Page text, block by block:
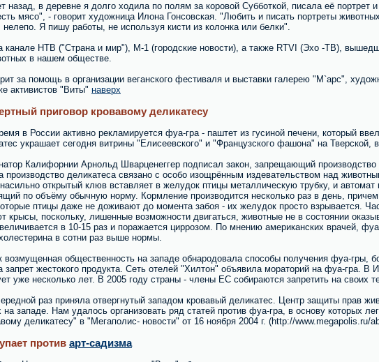
назад, в деревне я долго ходила по полям за коровой Субботкой, писала её портрет
мясо", - говорит художница Илона Гонсовская. "Любить и писать портреты
Я пишу работы, не используя кисти из колонка или белки".
канале НТВ ("Страна и мир"), М-1 (городские новости), а также RTVI (Эхо -ТВ),
в нашем обществе.
за помощь в организации веганского фестиваля и выставки галерею "М`арс",
активистов "Виты" наверх
приговор кровавому деликатесу
в России активно рекламируется фуа-гра - паштет из гусиной печени, который
украшает сегодня витрины "Елисеевского" и "Французского фашона" на Тверской,
Калифорнии Арнольд Шварценеггер подписал закон, запрещающий
производство деликатеса связано с особо изощрённым издевательством над
открытый клюв вставляет в желудок птицы металлическую трубку, и
по объёму обычную норму. Кормление производится несколько раз в день,
птицы даже не доживают до момента забоя - их желудок просто взрывается.
крысы, поскольку, лишенные возможности двигаться, животные не в состоянии
в 10-15 раз и поражается циррозом. По мнению американских врачей,
в сотни раз выше нормы.
возмущенная общественность на западе обнародовала способы получения фуа-гры,
запрет жестокого продукта. Сеть отелей "Хилтон" объявила мораторий на фуа-гра. В
уже несколько лет. В 2005 году страны - члены ЕС собираются запретить на своих
раз приняла отвергнутый западом кровавый деликатес. Центр защиты прав
на западе. Нам удалось организовать ряд статей против фуа-гра, в основу которых
деликатесу" в "Мегаполис- новости" от 16 ноября 2004 г. (http://www.megapolis.ru/
против арт-садизма